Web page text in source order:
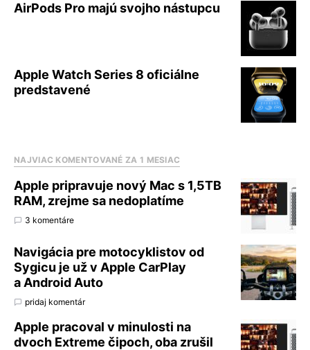
AirPods Pro majú svojho nástupcu
Apple Watch Series 8 oficiálne
predstavené
NAJVIAC KOMENTOVANÉ ZA 1 MESIAC
Apple pripravuje nový Mac s 1,5TB
RAM, zrejme sa nedoplatíme
3 komentáre
Navigácia pre motocyklistov od
Sygicu je už v Apple CarPlay
a Android Auto
pridaj komentár
Apple pracoval v minulosti na
dvoch Extreme čipoch, oba zrušil